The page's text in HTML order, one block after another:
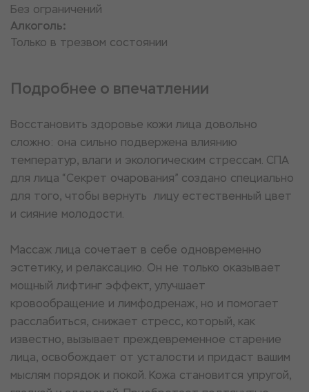
Без ограничений
Алкоголь:
Только в трезвом состоянии
Подробнее о впечатлении
Восстановить здоровье кожи лица довольно
сложно: она сильно подвержена влиянию
температур, влаги и экологическим стрессам. СПА
для лица “Секрет очарования” создано специально
для того, чтобы вернуть лицу естественный цвет
и сияние молодости.
Массаж лица сочетает в себе одновременно
эстетику, и релаксацию. Он не только оказывает
мощный лифтинг эффект, улучшает
кровообращение и лимфодренаж, но и помогает
расслабиться, снижает стресс, который, как
известно, вызывает преждевременное старение
лица, освобождает от усталости и придаст вашим
мыслям порядок и покой. Кожа становится упругой,